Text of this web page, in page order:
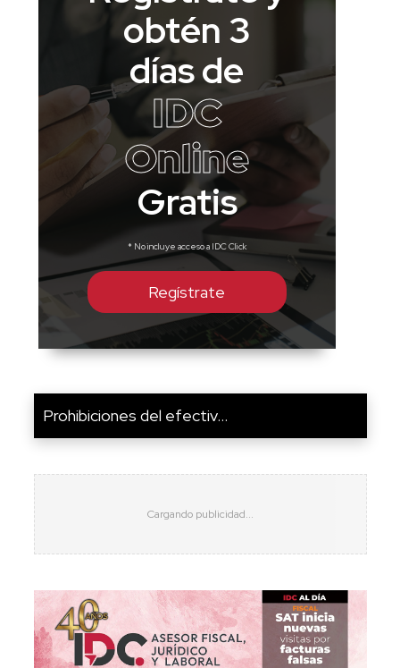
obtén 3
días de
IDC
Online
Gratis
* No incluye acceso a IDC Click
Regístrate
Prohibiciones del efectiv...